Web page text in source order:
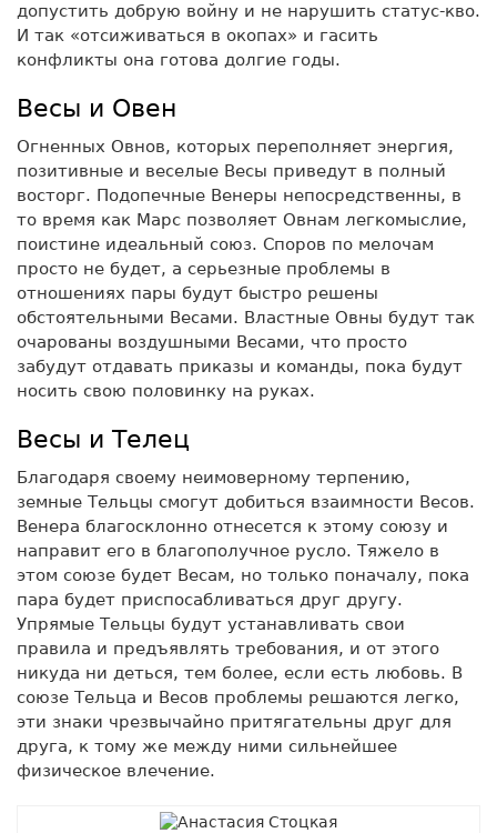
допустить добрую войну и не нарушить статус-кво.
И так «отсиживаться в окопах» и гасить
конфликты она готова долгие годы.
Весы и Овен
Огненных Овнов, которых переполняет энергия,
позитивные и веселые Весы приведут в полный
восторг. Подопечные Венеры непосредственны, в
то время как Марс позволяет Овнам легкомыслие,
поистине идеальный союз. Споров по мелочам
просто не будет, а серьезные проблемы в
отношениях пары будут быстро решены
обстоятельными Весами. Властные Овны будут так
очарованы воздушными Весами, что просто
забудут отдавать приказы и команды, пока будут
носить свою половинку на руках.
Весы и Телец
Благодаря своему неимоверному терпению,
земные Тельцы смогут добиться взаимности Весов.
Венера благосклонно отнесется к этому союзу и
направит его в благополучное русло. Тяжело в
этом союзе будет Весам, но только поначалу, пока
пара будет приспосабливаться друг другу.
Упрямые Тельцы будут устанавливать свои
правила и предъявлять требования, и от этого
никуда ни деться, тем более, если есть любовь. В
союзе Тельца и Весов проблемы решаются легко,
эти знаки чрезвычайно притягательны друг для
друга, к тому же между ними сильнейшее
физическое влечение.